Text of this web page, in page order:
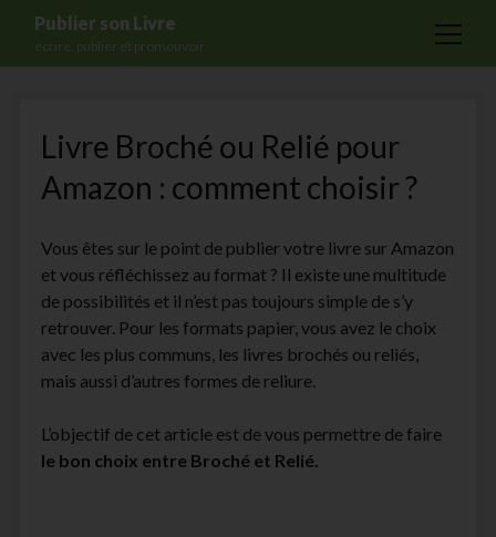
Publier son Livre
écrire, publier et promouvoir
open
Formations
Services
Auto-édition
Maisons d’édition
Ecriture
Actualités
A propos
Contact
Livre Broché ou Relié pour
Amazon : comment choisir ?
Vous êtes sur le point de publier votre livre sur Amazon
et vous réfléchissez au format ? Il existe une multitude
de possibilités et il n’est pas toujours simple de s’y
retrouver. Pour les formats papier, vous avez le choix
avec les plus communs, les livres brochés ou reliés,
mais aussi d’autres formes de reliure.
L’objectif de cet article est de vous permettre de faire
le bon choix entre Broché et Relié.